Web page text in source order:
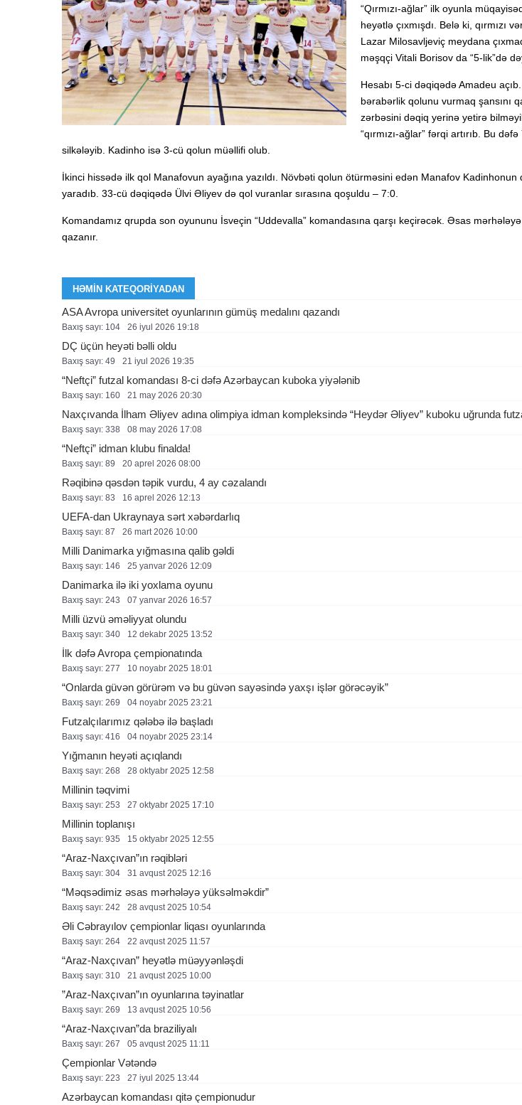
“Qırmızı-ağlar” ilk oyunla
heyətlə çıxmışdı. Belə ki, qırmızı
Lazar Milosavljeviç meydana
məşqçi Vitali Borisov da “5-lik”də
Hesabı 5-ci dəqiqədə Amadeu
bərabərlik qolunu vurmaq şansını
zərbəsini dəqiq yerinə yetirə
“qırmızı-ağlar” fərqi artırıb. Bu
silkələyib. Kadinho isə 3-cü qolun müəllifi olub.
İkinci hissədə ilk qol Manafovun ayağına yazıldı. Növbəti qolun ötürməsini edən Manafov
yaradıb. 33-cü dəqiqədə Ülvi Əliyev də qol vuranlar sırasına qoşuldu – 7:0.
Komandamız qrupda son oyununu İsveçin “Uddevalla” komandasına qarşı keçirəcək. Əsas
qazanır.
HƏMIN KATEQORIYADAN
ASA Avropa universitet oyunlarının gümüş medalını qazandı
Baxış sayı: 104 26 i̇yul 2026 19:18
DÇ üçün heyəti bəlli oldu
Baxış sayı: 49 21 i̇yul 2026 19:35
“Neftçi” futzal komandası 8-ci dəfə Azərbaycan kuboka yiyələnib
Baxış sayı: 160 21 may 2026 20:30
Naxçıvanda İlham Əliyev adına olimpiya idman kompleksində “Heydər Əliyev” kuboku uğrunda
Baxış sayı: 338 08 may 2026 17:08
“Neftçi” idman klubu finalda!
Baxış sayı: 89 20 aprel 2026 08:00
Rəqibinə qəsdən təpik vurdu, 4 ay cəzalandı
Baxış sayı: 83 16 aprel 2026 12:13
UEFA-dan Ukraynaya sərt xəbərdarlıq
Baxış sayı: 87 26 mart 2026 10:00
Milli Danimarka yığmasına qalib gəldi
Baxış sayı: 146 25 yanvar 2026 12:09
Danimarka ilə iki yoxlama oyunu
Baxış sayı: 243 07 yanvar 2026 16:57
Milli üzvü əməliyyat olundu
Baxış sayı: 340 12 dekabr 2025 13:52
İlk dəfə Avropa çempionatında
Baxış sayı: 277 10 noyabr 2025 18:01
“Onlarda güvən görürəm və bu güvən sayəsində yaxşı işlər görəcəyik”
Baxış sayı: 269 04 noyabr 2025 23:21
Futzalçılarımız qələbə ilə başladı
Baxış sayı: 416 04 noyabr 2025 23:14
Yığmanın heyəti açıqlandı
Baxış sayı: 268 28 oktyabr 2025 12:58
Millinin təqvimi
Baxış sayı: 253 27 oktyabr 2025 17:10
Millinin toplanışı
Baxış sayı: 935 15 oktyabr 2025 12:55
“Araz-Naxçıvan”ın rəqibləri
Baxış sayı: 304 31 avqust 2025 12:16
“Məqsədimiz əsas mərhələyə yüksəlməkdir”
Baxış sayı: 242 28 avqust 2025 10:54
Əli Cəbrayılov çempionlar liqası oyunlarında
Baxış sayı: 264 22 avqust 2025 11:57
“Araz-Naxçıvan” heyətlə müəyyənləşdi
Baxış sayı: 310 21 avqust 2025 10:00
”Araz-Naxçıvan”ın oyunlarına təyinatlar
Baxış sayı: 269 13 avqust 2025 10:56
“Araz-Naxçıvan”da braziliyalı
Baxış sayı: 267 05 avqust 2025 11:11
Çempionlar Vətəndə
Baxış sayı: 223 27 i̇yul 2025 13:44
Azərbaycan komandası qitə çempionudur